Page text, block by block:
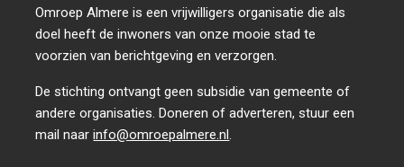
Omroep Almere is een vrijwilligers organisatie die als
doel heeft de inwoners van onze mooie stad te
voorzien van berichtgeving en verzorgen.
De stichting ontvangt geen subsidie van gemeente of
andere organisaties. Doneren of adverteren, stuur een
mail naarinfo@omroepalmere.nl.